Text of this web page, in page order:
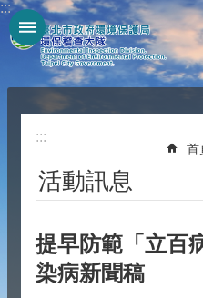
跳到主要內容區塊
:::
:::
首
活動訊息
提早防範「立百
染病新聞稿